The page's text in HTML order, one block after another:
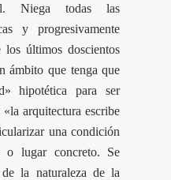
Niega todas las
y progresivamente
los últimos doscientos
ámbito que tenga que
hipotética para ser
arquitectura escribe
una condición
o lugar concreto. Se
la naturaleza de la